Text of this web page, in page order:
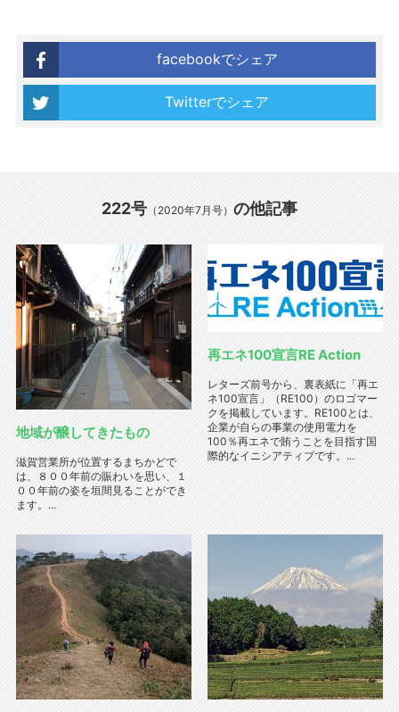
facebookでシェア
Twitterでシェア
222号 （2020年7月号） の他記事
地域が醸してきたもの
滋賀営業所が位置するまちかどで
は、８００年前の賑わいを思い、１
００年前の姿を垣間見ることができ
ます。...
再エネ100宣言RE Action
レターズ前号から、裏表紙に「再エ
ネ100宣言」（RE100）のロゴマー
クを掲載しています。RE100とは、
企業が自らの事業の使用電力を
100％再エネで賄うことを目指す国
際的なイニシアティブです。...